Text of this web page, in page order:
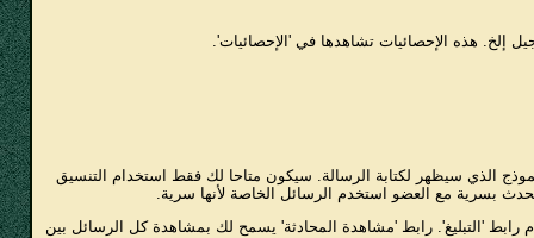
إلخ. هذه الإحصائيات تشاهدها في 'الإحصائيات'.
الذي سيظهر لكتابة الرسالة. سيكون متاحا لك فقط استخدام التنسيق
بسرية مع العضو استخدم الرسائل الخاصة لأنها سرية.
'التبليغ'. رابط 'مشاهدة المحادثة' يسمح لك بمشاهدة كل الرسائل بين